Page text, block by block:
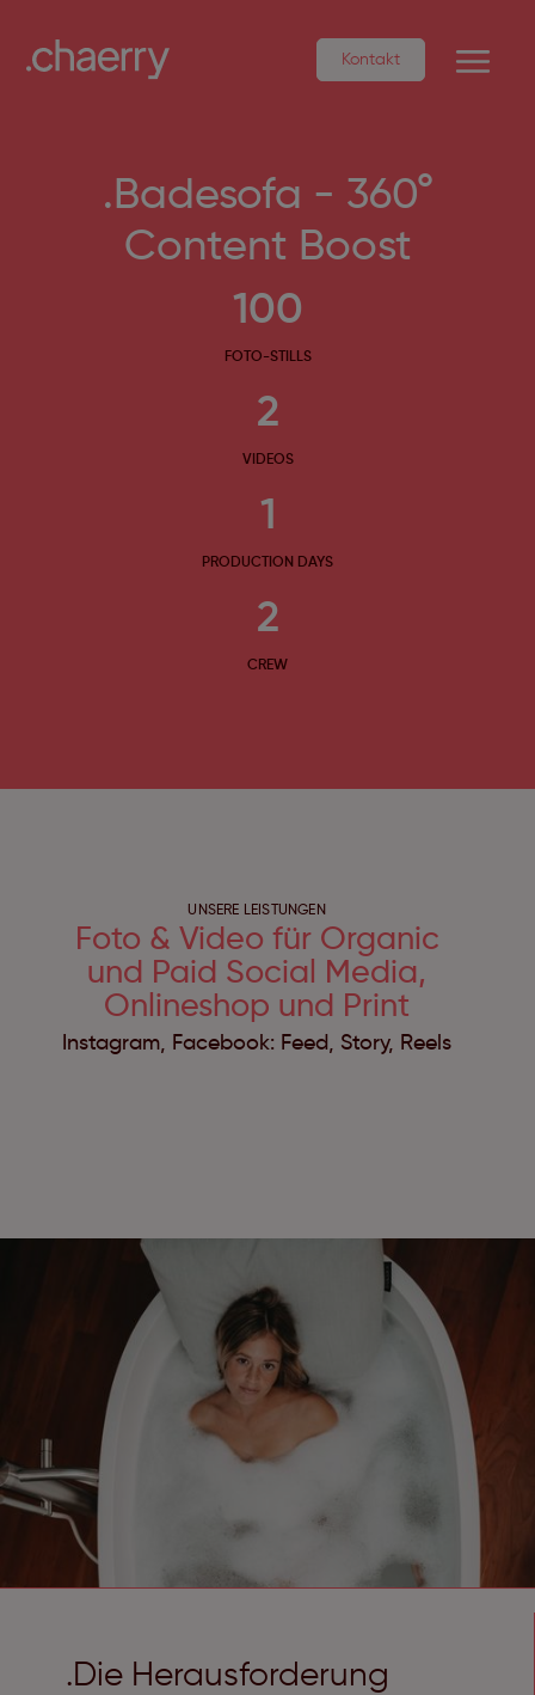
Kontakt
.Badesofa - 360°
Content Boost
100
FOTO-STILLS
2
VIDEOS
1
PRODUCTION DAYS
2
CREW
UNSERE LEISTUNGEN
Foto & Video für Organic
und Paid Social Media,
Onlineshop und Print
Instagram, Facebook: Feed, Story, Reels
.Die Herausforderung